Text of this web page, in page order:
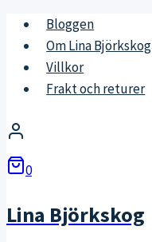
Skip
content
Bloggen
Om Lina Björkskog
Villkor
Frakt och returer
0
Lina Björkskog